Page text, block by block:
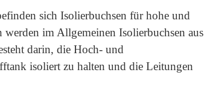
sich Isolierbuchsen für hohe und
im Allgemeinen Isolierbuchsen aus
darin, die Hoch- und
isoliert zu halten und die Leitungen